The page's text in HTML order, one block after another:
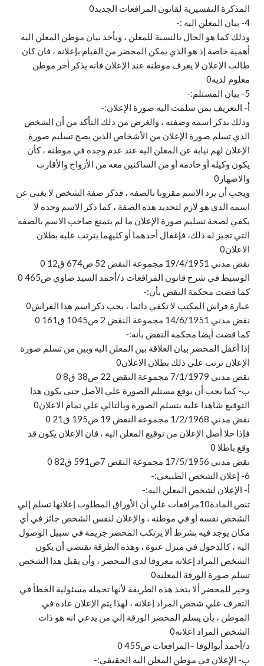
المذكرة التفسيرية لقانون المرافعات الجديد0
4- بيان المعلن اليه :-
وذلك كما هو الحال بالنسبة للمعلن ، ويأخذ بيان موطن المعلن اليه
أهمية خاصة إذ هو الذي يمكن المحضر من القيام بإعلانه ، فان كان
طالب الإعلان لا يعرف موطنه عند الإعلان فانه يذكر أخر موطن
معلوم لديه0
5- بيان المستلم:-
أ‌- التعريف بمن سلمت اليه صورة الإعلان:-
وذلك بذكر اسمه وصفته ، والغرض من ذلك التأكد من أن الشخص
الذي تسلم صورة الإعلان من الأشخاص الذين يصح تسليم صورة
الإعلان لهم نيابة عن المعلن اليه عند عدم وجده في موطنه ، كأن
يكون وكيله أو خادمه أو من الساكنين معه من الأزواج والأقارب
والاصهار0
ويجب أن يرد الاسم مقرونا بالصفه ، فذكر صفة الشخص لا يغني عن
اسمه الذي هو لازم لتحديد هذه الصفة ، كما ذكر الاسم وحده لا
يكفي لصحة تسليم صورة الإعلان ما لم يتمتع صاحب الاسم بالصفه
التي تجيز له ذلك، فإغفال أحدهما أو كليهما يترتب عليه بطلان
الاعلان0
نقض مدني 19/4/1951 مجموعة النقض 52 ص674 ق12 0
الوسيط في شرح قانون المرافعات د/أحمد السيد صاوي ص465 0
كما قضت محكمة النقض بأن:-
عبارة فراش المكتب لا تكفي دائما ، يجب ذكر اسم هذا الفراش0
نقض مدني 14/6/1951 مجموعة النقض 2 ص1045 ق161 0
كما قضت أيضا محكمة النقض بأنه:-
إذا أغفل المحضر بيان العلاقة بين المعلن اليه وبين من تسلم صورة
الإعلان ترتب علي ذلك بطلان الاعلان0
نقض مدني 7/1/1979 مجموعة النقض 22 ص38 ق8 0
ب‌- كما يجب أن يوقع مستلم الصورة علي الأصل حتى يكون هذا
التوقيع شاهدا عليه بتسلم الصورة وبالتالي علي تمام الاعلان0
نقض مدني 1/2/1968 مجموعة النقض 19 ص195 ق21 0
فإذا خلا أصل الإعلان من توقيع المعلن اليه ، فان الإعلان يكون قد
وقع باطلا 0
نقض مدني 17/5/1956 مجموعة النقض 7ص591 ق82 0
6- إعلان الشخص الطبيعي:-
أ‌- الإعلان لشخص المعلن اليه:-
تنص المادة10مرافعات علي أن الأوراق المطلوب إعلانها تسلم إلي
الشخص نفسه أو في موطنه ، والإعلان لنفس الشخص جائز في أي
مكان يوجد فيه بشرط ألا يرتكب المحضر جريمة في سبيل الوصول
اليه ، كالدخول في منزل عنوة ، وهذه الطرقة تقتضي أن يكون
الشخص المراد إعلانه معروفا لدي المحضر ، وأن يقبل هذا الشخص
تسلم صورة الورقة المعلنه0
وخير للمحضر ألا يتخذ هذه الطريقة لأنها تحمله مسئولية الخطأ في
التعرف علي شخص المراد إعلانه ، لهذا يتم الإعلان عادة في
الموطن ، بأن يسلم المحضر الورقة إلي من يدعي انه هو ذات
الشخص المراد اعلانه0
د/أحمد أبوالوفا –المرافعات ص455 0
ب- الإعلان في موطن المعلن اليه الحقيقي:-